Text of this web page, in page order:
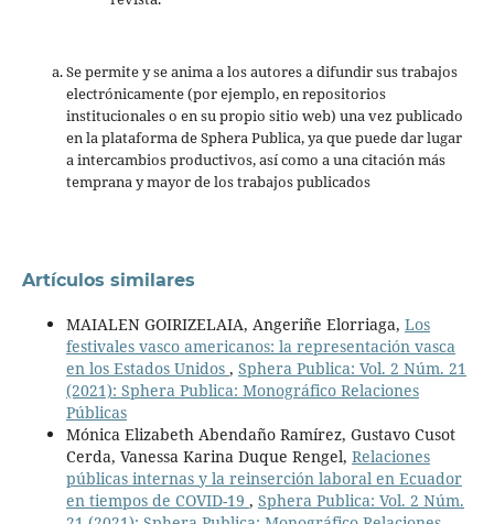
Se permite y se anima a los autores a difundir sus trabajos
electrónicamente (por ejemplo, en repositorios
institucionales o en su propio sitio web) una vez publicado
en la plataforma de Sphera Publica, ya que puede dar lugar
a intercambios productivos, así como a una citación más
temprana y mayor de los trabajos publicados
Artículos similares
MAIALEN GOIRIZELAIA, Angeriñe Elorriaga, Los
festivales vasco americanos: la representación vasca
en los Estados Unidos , Sphera Publica: Vol. 2 Núm. 21
(2021): Sphera Publica: Monográfico Relaciones
Públicas
Mónica Elizabeth Abendaño Ramírez, Gustavo Cusot
Cerda, Vanessa Karina Duque Rengel, Relaciones
públicas internas y la reinserción laboral en Ecuador
en tiempos de COVID-19 , Sphera Publica: Vol. 2 Núm.